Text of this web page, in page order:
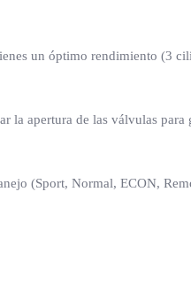
un óptimo rendimiento (3
la apertura de las válvulas para
(Sport, Normal, ECON,